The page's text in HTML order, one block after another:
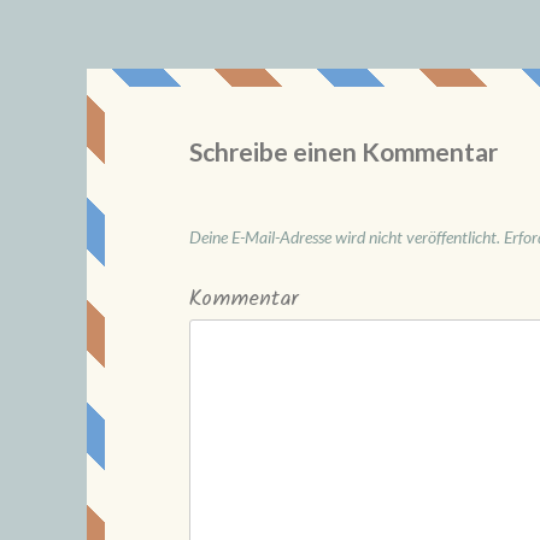
Schreibe einen Kommentar
Deine E-Mail-Adresse wird nicht veröffentlicht.
Kommentar